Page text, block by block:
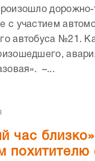
дорожно-
с участием
автобуса №21.
–...
час
похитителю